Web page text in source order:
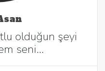
olduğun şeyi
seni…